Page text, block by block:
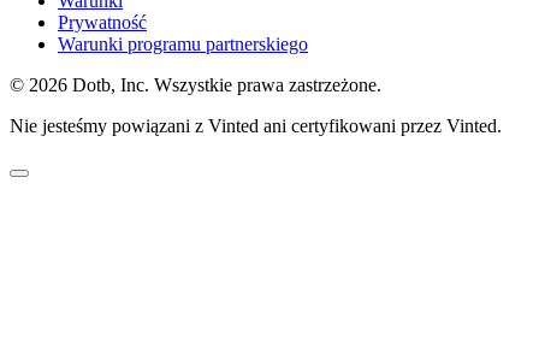
Prywatność
Warunki programu partnerskiego
© 2026 Dotb, Inc. Wszystkie prawa zastrzeżone.
Nie jesteśmy powiązani z Vinted ani certyfikowani przez Vinted.